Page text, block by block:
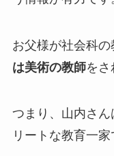
お父様が社会科の
は美術の教師をさ
つまり、山内さ
リートな教育一